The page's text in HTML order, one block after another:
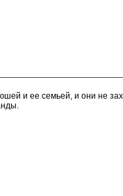
и ее семьей, и они не